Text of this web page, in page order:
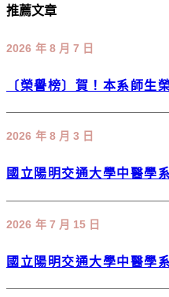
推薦文章
2026 年 8 月 7 日
〔榮譽榜〕賀！本系師生
2026 年 8 月 3 日
國立陽明交通大學中醫學
2026 年 7 月 15 日
國立陽明交通大學中醫學